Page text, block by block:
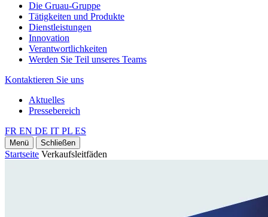
Die Gruau-Gruppe
Tätigkeiten und Produkte
Dienstleistungen
Innovation
Verantwortlichkeiten
Werden Sie Teil unseres Teams
Kontaktieren Sie uns
Aktuelles
Pressebereich
FR EN DE IT PL ES
Menü Schließen
Startseite Verkaufsleitfäden